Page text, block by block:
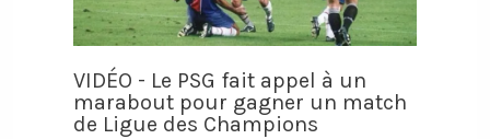
VIDÉO - Le PSG fait appel à un
marabout pour gagner un match
de Ligue des Champions